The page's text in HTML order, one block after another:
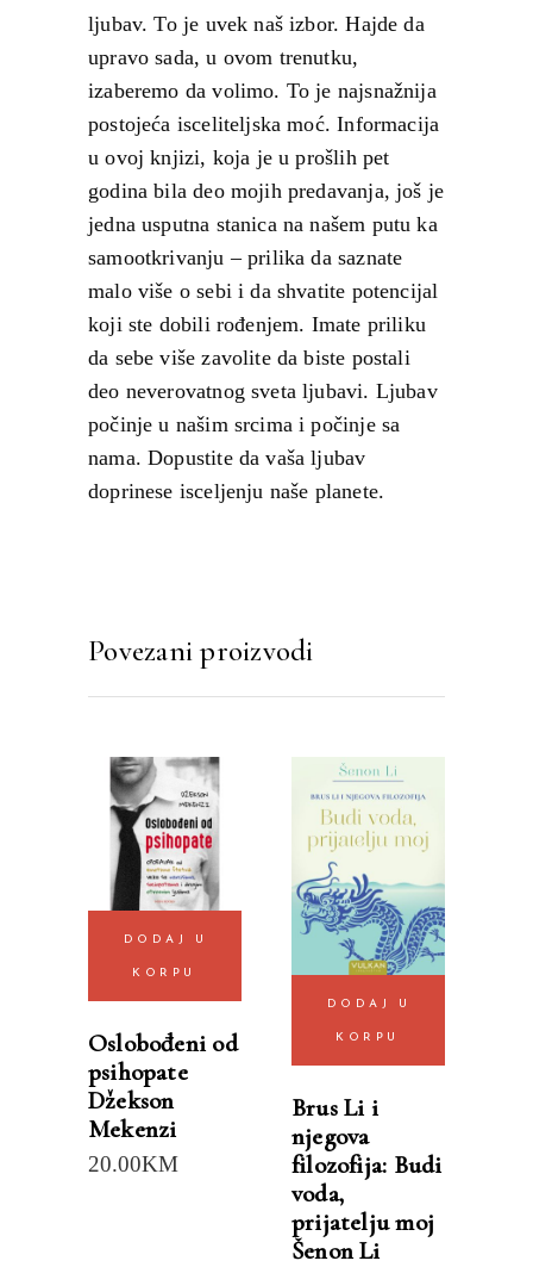
ljubav. To je uvek naš izbor. Hajde da
upravo sada, u ovom trenutku,
izaberemo da volimo. To je najsnažnija
postojeća isceliteljska moć. Informacija
u ovoj knjizi, koja je u prošlih pet
godina bila deo mojih predavanja, još je
jedna usputna stanica na našem putu ka
samootkrivanju – prilika da saznate
malo više o sebi i da shvatite potencijal
koji ste dobili rođenjem. Imate priliku
da sebe više zavolite da biste postali
deo neverovatnog sveta ljubavi. Ljubav
počinje u našim srcima i počinje sa
nama. Dopustite da vaša ljubav
doprinese isceljenju naše planete.
Povezani proizvodi
DODAJ U
KORPU
Oslobođeni od
psihopate
Džekson
Mekenzi
20.00KM
DODAJ U
KORPU
Brus Li i
njegova
filozofija: Budi
voda,
prijatelju moj
Šenon Li